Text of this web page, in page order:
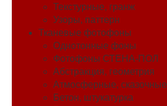
Текстурные, гранж
Узоры, паттерн
Тканевые фотофоны
Однотонные фоны
Фотофоны СТЕНА-ПОЛ
Абстракция, геометрия
Атмосферные, сказочные
Бетон, штукатурка